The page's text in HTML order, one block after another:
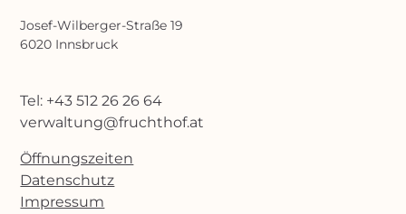
Josef-Wilberger-Straße 19
6020 Innsbruck
Tel: +43 512 26 26 64
verwaltung@fruchthof.at
Öffnungszeiten
Datenschutz
Impressum